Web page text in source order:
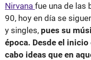
Nirvana fue una de las
90, hoy en día se
y singles, pues su
época. Desde el
cabo ideas que en